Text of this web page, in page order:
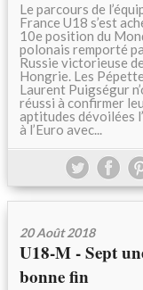
Le parcours de
France U18 s’est
10e position du
polonais remporté
Russie victorieuse
Hongrie. Les
Laurent Puigségur
réussi à confirmer
aptitudes dévoilées
à l’Euro avec...
20 Août 2018
U18-M - Sept
bonne fin